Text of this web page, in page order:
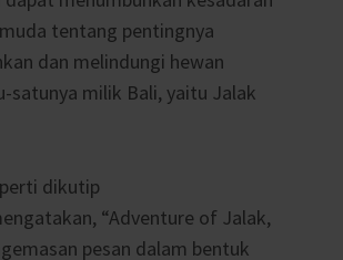
tentang pentingnya
dan melindungi hewan
satunya milik Bali, yaitu Jalak
dikutip
“Adventure of Jalak,
pesan dalam bentuk